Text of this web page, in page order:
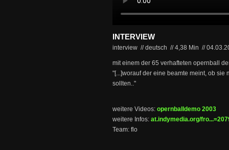
INTERVIEW
interview // deutsch //4,38 Min //
mit einem der 65 verhafteten opernball
"[...]worauf der eine beamte meint, ob sie
sollten.."
weitere Videos: opernballdemo 2003
weitere Infos: at.indymedia.org/
Team: flo